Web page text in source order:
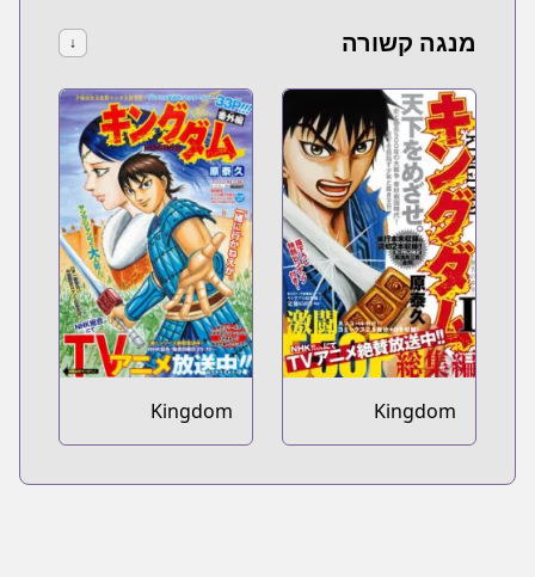
מנגה קשורה ↓
Kingdom
Soushuuhen
Kingdom
Bangai-hen